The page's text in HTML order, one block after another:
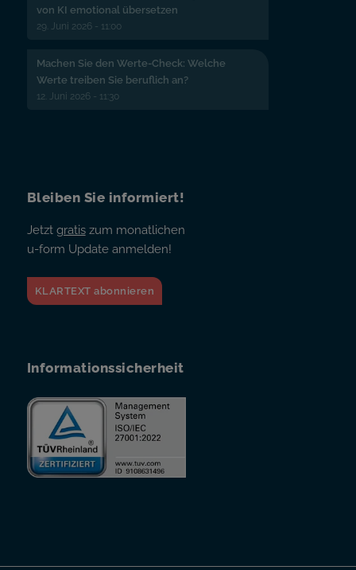
von KI emotional übersetzen
29. Juni 2026 - 11:00
Machen Sie den Werte-Check: Welche
Werte treiben Sie beruflich an?
12. Juni 2026 - 11:30
Bleiben Sie informiert!
Jetzt gratiszum monatlichen
u-form Update anmelden!
KLARTEXT abonnieren
Informationssicherheit